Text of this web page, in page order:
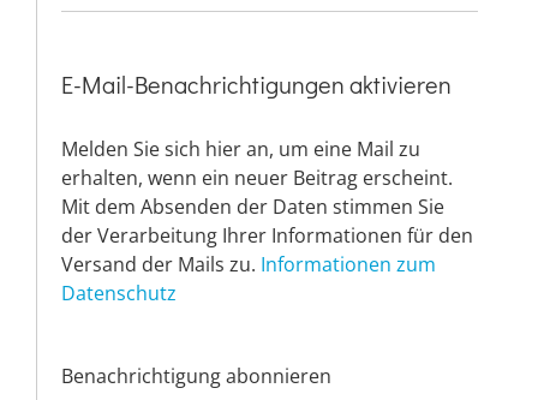
E-Mail-Benachrichtigungen aktivieren
Melden Sie sich hier an, um eine Mail zu
erhalten, wenn ein neuer Beitrag erscheint.
Mit dem Absenden der Daten stimmen Sie
der Verarbeitung Ihrer Informationen für den
Versand der Mails zu. Informationen zum
Datenschutz
Benachrichtigung abonnieren